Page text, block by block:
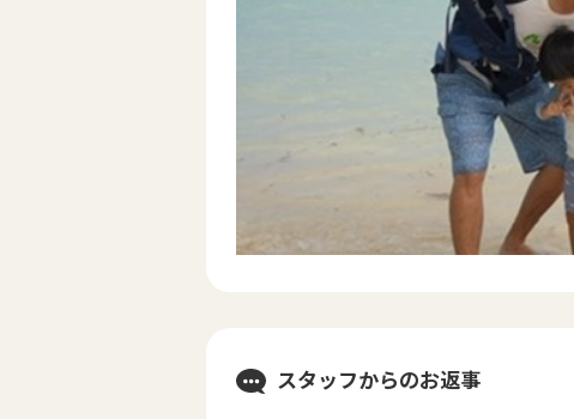
スタッフからのお返事